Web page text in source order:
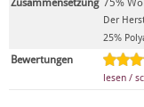
Zusammensetzung 75%
Der
25%
Bewertungen
lesen /